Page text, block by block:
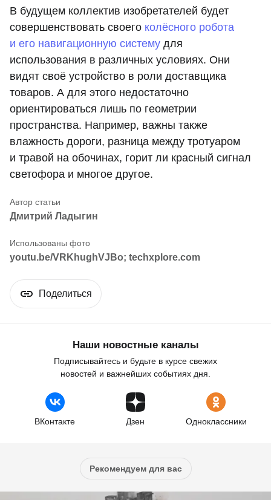
В будущем коллектив изобретателей будет
совершенствовать своего колёсного робота
и его навигационную систему для
использования в различных условиях. Они
видят своё устройство в роли доставщика
товаров. А для этого недостаточно
ориентироваться лишь по геометрии
пространства. Например, важны также
влажность дороги, разница между тротуаром
и травой на обочинах, горит ли красный сигнал
светофора и многое другое.
Дмитрий Ладыгин
youtu.be/VRKhughVJBo; techxplore.com
Поделиться
Наши новостные каналы
Подписывайтесь и будьте в курсе свежих
новостей и важнейших событиях дня.
ВКонтакте Дзен Одноклассники
Рекомендуем для вас